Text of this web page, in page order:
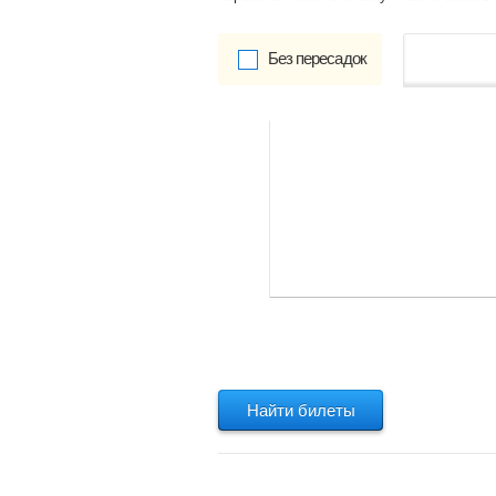
Без пересадок
Найти билеты